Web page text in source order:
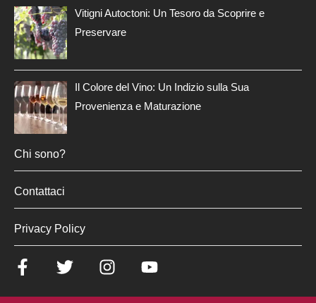
Vitigni Autoctoni: Un Tesoro da Scoprire e
Preservare
Il Colore del Vino: Un Indizio sulla Sua
Provenienza e Maturazione
Chi sono?
Contattaci
Privacy Policy